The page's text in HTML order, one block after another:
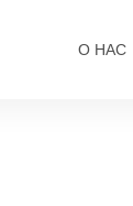
О НАС